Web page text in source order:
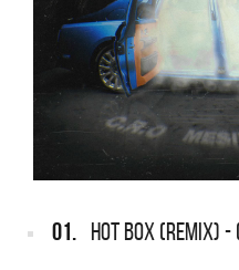
01. HOT BOX (REMIX)